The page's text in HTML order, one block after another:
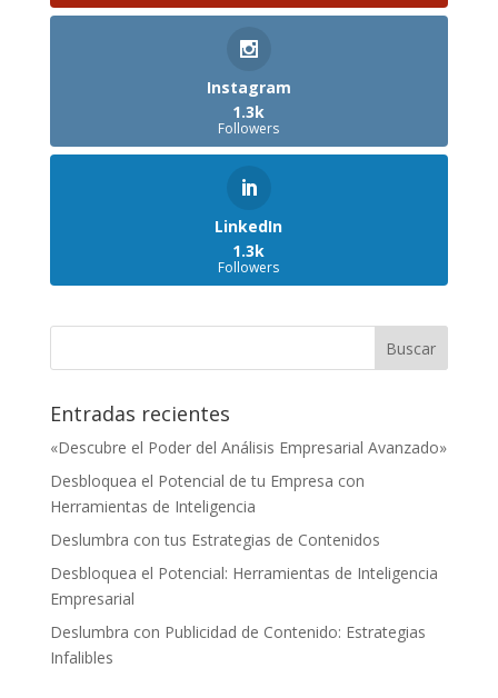
Instagram
1.3k
Followers
LinkedIn
1.3k
Followers
Entradas recientes
«Descubre el Poder del Análisis Empresarial Avanzado»
Desbloquea el Potencial de tu Empresa con
Herramientas de Inteligencia
Deslumbra con tus Estrategias de Contenidos
Desbloquea el Potencial: Herramientas de Inteligencia
Empresarial
Deslumbra con Publicidad de Contenido: Estrategias
Infalibles